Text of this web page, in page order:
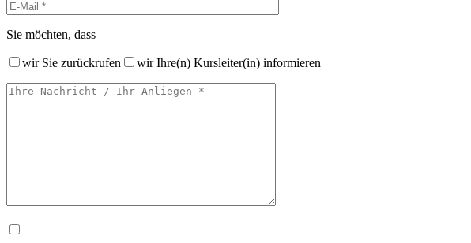
Sie möchten, dass
wir Sie zurückrufen wir Ihre(n) Kursleiter(in) informieren